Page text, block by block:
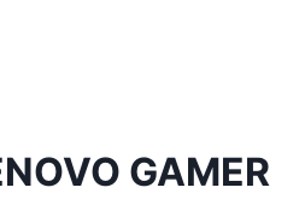
GAMER